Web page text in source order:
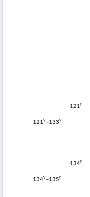
121r
121v−133v
134r
134v−135r